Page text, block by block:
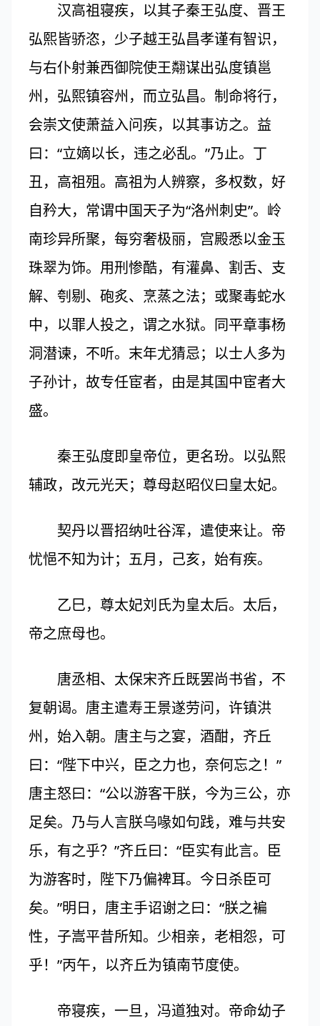
汉高祖寝疾，以其子秦王弘度、晋王
弘熙皆骄恣，少子越王弘昌孝谨有智识，
与右仆射兼西御院使王翷谋出弘度镇邕
州，弘熙镇容州，而立弘昌。制命将行，
会崇文使萧益入问疾，以其事访之。益
曰：“立嫡以长，违之必乱。”乃止。丁
丑，高祖殂。高祖为人辨察，多权数，好
自矜大，常谓中国天子为“洛州刺史”。岭
南珍异所聚，每穷奢极丽，宫殿悉以金玉
珠翠为饰。用刑惨酷，有灌鼻、割舌、支
解、刳剔、砲炙、烹蒸之法；或聚毒蛇水
中，以罪人投之，谓之水狱。同平章事杨
洞潜谏，不听。末年尤猜忌；以士人多为
子孙计，故专任宦者，由是其国中宦者大
盛。
秦王弘度即皇帝位，更名玢。以弘熙
辅政，改元光天；尊母赵昭仪曰皇太妃。
契丹以晋招纳吐谷浑，遣使来让。帝
忧悒不知为计；五月，己亥，始有疾。
乙巳，尊太妃刘氏为皇太后。太后，
帝之庶母也。
唐丞相、太保宋齐丘既罢尚书省，不
复朝谒。唐主遣寿王景遂劳问，许镇洪
州，始入朝。唐主与之宴，酒酣，齐丘
曰：“陛下中兴，臣之力也，奈何忘之！”
唐主怒曰：“公以游客干朕，今为三公，亦
足矣。乃与人言朕乌喙如句践，难与共安
乐，有之乎？”齐丘曰：“臣实有此言。臣
为游客时，陛下乃偏裨耳。今日杀臣可
矣。”明日，唐主手诏谢之曰：“朕之褊
性，子嵩平昔所知。少相亲，老相怨，可
乎！”丙午，以齐丘为镇南节度使。
帝寝疾，一旦，冯道独对。帝命幼子